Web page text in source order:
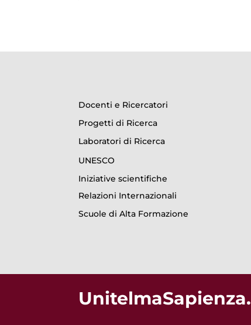
Docenti e Ricercatori
Progetti di Ricerca
Laboratori di Ricerca
UNESCO
Iniziative scientifiche
Relazioni Internazionali
Scuole di Alta Formazione
UnitelmaSapienza.